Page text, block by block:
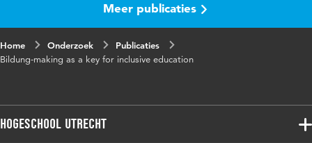
Meer publicaties
Home Onderzoek
Publicaties
Bildung-making as a key for inclusive education
Hogeschool Utrecht